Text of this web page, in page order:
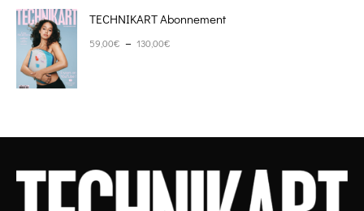
TECHNIKART Abonnement
59,00€ – 130,00€